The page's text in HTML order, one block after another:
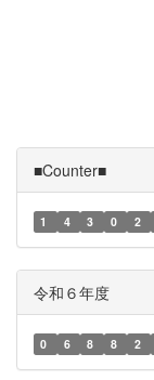
■Counter■
1 4 3 0 2
令和６年度
0 6 8 8 2